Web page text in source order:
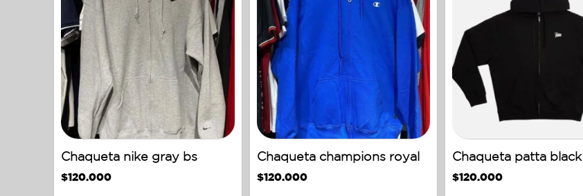
Chaqueta nike gray bs
$120.000
Chaqueta champions royal
$120.000
Chaqueta patta black
$120.000